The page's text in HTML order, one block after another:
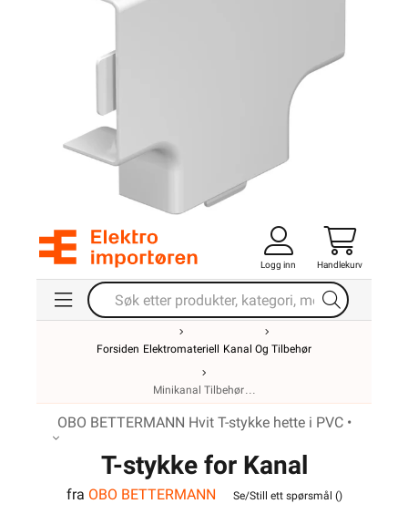
Logg inn Handlekurv
Forsiden Elektromateriell Kanal Og Tilbehør
Minikanal Tilbehør
OBO BETTERMANN Hvit T-stykke hette i PVC •
T-stykke for Kanal
WDK40040RW
fra OBO BETTERMANN Se/Still ett spørsmål ()